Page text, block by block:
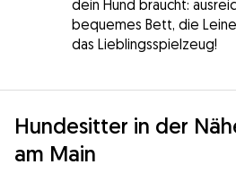
dein Hund braucht:
bequemes Bett, die
das Lieblingsspielzeug!
Hundesitter in der
am Main